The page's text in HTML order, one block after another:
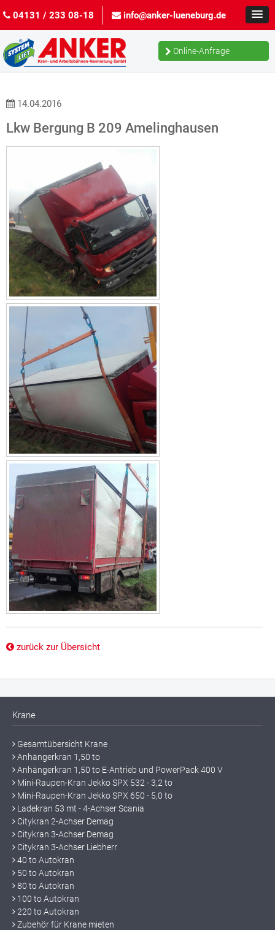
04131 / 233 08-18 info@anker-lueneburg.de
Online-Anfrage
14.04.2016
Lkw Bergung B 209 Amelinghausen
zurück zur Übersicht
Krane
Gesamtübersicht Krane
Anhängerkran 1,50 to
Anhängerkran 1,50 to E-Antrieb und PowerPack 400 V
Mini-Raupen-Kran Jekko SPX 532 - 3,2 to
Mini-Raupen-Kran Jekko SPX 650 - 5,0 to
Ladekran 53 mt - 4-Achser Scania
Citykran 2-Achser Demag
Citykran 3-Achser Demag
Citykran 3-Achser Liebherr
40 to Autokran
50 to Autokran
80 to Autokran
100 to Autokran
220 to Autokran
Zubehör für Krane mieten